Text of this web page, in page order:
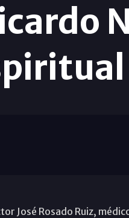
José Rosado Ruiz,